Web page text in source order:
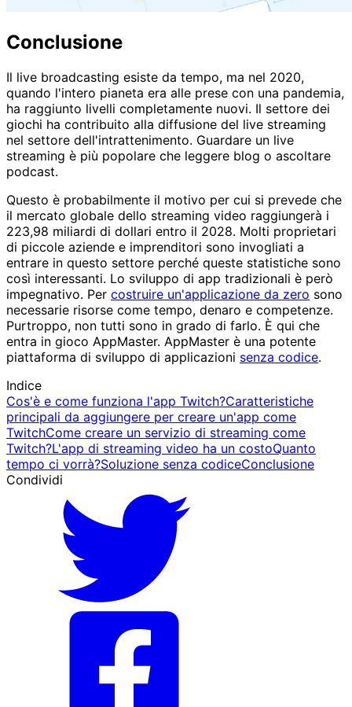
Conclusione
Il live broadcasting esiste da tempo, ma nel 2020,
quando l'intero pianeta era alle prese con una pandemia,
ha raggiunto livelli completamente nuovi. Il settore dei
giochi ha contribuito alla diffusione del live streaming
nel settore dell'intrattenimento. Guardare un live
streaming è più popolare che leggere blog o ascoltare
podcast.
Questo è probabilmente il motivo per cui si prevede che
il mercato globale dello streaming video raggiungerà i
223,98 miliardi di dollari entro il 2028. Molti proprietari
di piccole aziende e imprenditori sono invogliati a
entrare in questo settore perché queste statistiche sono
così interessanti. Lo sviluppo di app tradizionali è però
impegnativo. Per costruire un'applicazione da zero sono
necessarie risorse come tempo, denaro e competenze.
Purtroppo, non tutti sono in grado di farlo. È qui che
entra in gioco AppMaster. AppMaster è una potente
piattaforma di sviluppo di applicazioni senza codice.
Indice
Cos'è e come funziona l'app Twitch?Caratteristiche
principali da aggiungere per creare un'app come
TwitchCome creare un servizio di streaming come
Twitch?L'app di streaming video ha un costoQuanto
tempo ci vorrà?Soluzione senza codiceConclusione
Condividi